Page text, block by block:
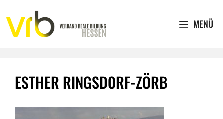
Inhalt
springen
MENÜ
ESTHER RINGSDORF-ZÖRB